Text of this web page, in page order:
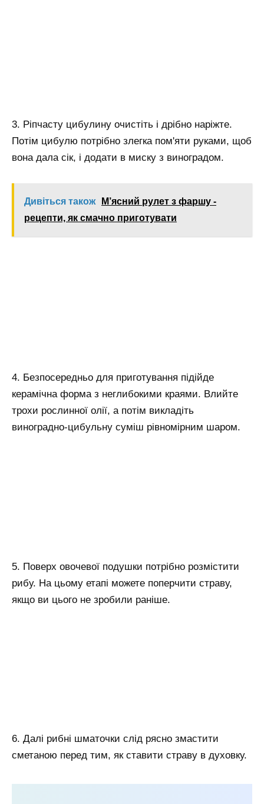
3. Ріпчасту цибулину очистіть і дрібно наріжте.
Потім цибулю потрібно злегка пом'яти руками, щоб
вона дала сік, і додати в миску з виноградом.
Дивіться також
М’ясний рулет з фаршу -
рецепти, як смачно приготувати
4. Безпосередньо для приготування підійде
керамічна форма з неглибокими краями. Влийте
трохи рослинної олії, а потім викладіть
виноградно-цибульну суміш рівномірним шаром.
5. Поверх овочевої подушки потрібно розмістити
рибу. На цьому етапі можете поперчити страву,
якщо ви цього не зробили раніше.
6. Далі рибні шматочки слід рясно змастити
сметаною перед тим, як ставити страву в духовку.